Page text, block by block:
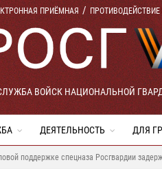
ПРИЁМНАЯ
ВОЙСК НАЦИОНАЛЬНОЙ
ДЕЯТЕЛЬНОСТЬ ДЛЯ
поддержке спецназа Росгвардии